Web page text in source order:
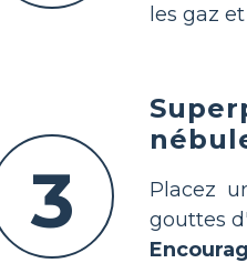
les gaz
3
Placez
gouttes